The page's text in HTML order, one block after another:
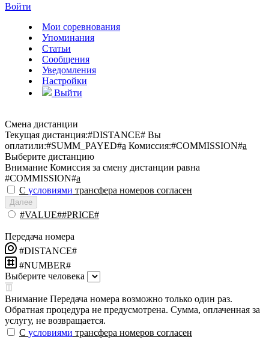
Войти
Мои соревнования
Упоминания
Статьи
Сообщения
Уведомления
Настройки
Выйти
Смена дистанции
Текущая дистанция:#DISTANCE# Вы
оплатили:#SUMM_PAYED#a Комиссия:#COMMISSION#a
Выберите дистанцию
Внимание Комиссия за смену дистанции равна
#COMMISSION#a
С условиями трансфера номеров согласен
Далее
#VALUE##PRICE#
Передача номера
#DISTANCE#
#NUMBER#
Выберите человека
Внимание Передача номера возможно только один раз.
Обратная процедура не предусмотрена. Сумма, оплаченная за
услугу, не возвращается.
С условиями трансфера номеров согласен